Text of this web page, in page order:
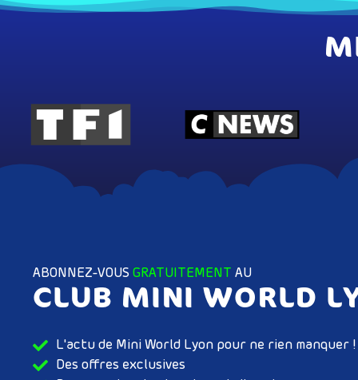
ABONNEZ-VOUS GRATUITEMENT AU
CLUB MINI WORLD
L'actu de Mini World Lyon pour ne rien manquer !
Des offres exclusives